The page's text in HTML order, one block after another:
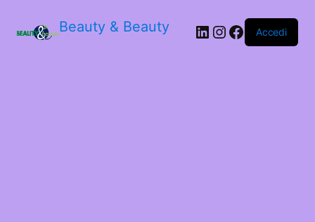
Beauty & Beauty LinkedIn
Instagram
Facebook
Accedi